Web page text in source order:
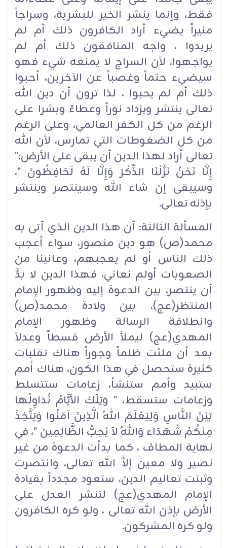
فقط، وإنما ينشر الخير للبشرية، وسراجاً
منيراً يضيء أراد الكافرون ذلك أم لم
يريدوا ، واجه المنافقون ذلك أم لم
يواجهوا، لأن السراج لا يمنعه شيء فهو
سيضيء حتماً وغصباً عن الآخرين، أحبوا
ذلك أم لم يحبوا ، لذا ترون أن دين الله
تعالى ينتشر ويزداد نوراً وعطاءً وبشرا على
الرغم من كل الكفر العالمي، وعلى الرغم
من كل الضغوطات التي تمارس، لأن الله
تعالى أراد لهذا الدين أن يبقى على الأرض:"
إِنَّا نَحْنُ نَزَّلْنَا الذِّكْرَ وَإِنَّا لَهُ لَحَافِظُونَ "،
وسيبقى إن شاء الله وسينتصر وينتشر
بإذنه تعالى.
المسألة الثالثة: أن هذا الدين الذي أتى به
محمد(ص) هو دين منصور، سواء أعجب
ذلك الناس أو لم يعجبهم، وعانينا من
الصعوبات أولم نعاني، فهذا الدين لا بدَّ
أن ينتصر، بين الدعوة إليه وظهور الإمام
المنتظر(عج)، بين ولادة محمد(ص)
وانطلاقة الرسالة وظهور الإمام
المهدي(عج) ليملأ الأرض قسطاً وعدلاً
بعد أن ملئت ظلماً وجوراً هناك تقلبات
كثيرة ستحصل في هذا الكون، هناك أمم
ستبيد وأمم ستنشأ، زعامات ستتسلط
وزعامات ستسقط، " وَتِلْكَ الأيَّامُ نُدَاوِلُهَا
بَيْنَ النَّاسِ وَلِيَعْلَمَ اللهُ الَّذِينَ آمَنُوا وَيَتَّخِذَ
مِنْكُمْ شُهَدَاء وَاللهُ لاَ يُحِبُّ الظَّالِمِينَ "، في
نهاية المطاف ، كما بدأت الدعوة من غير
نصير ولا معين إلاَّ الله تعالى، وانتصرت
وثبتت تعاليم الدين، ستعود مجدداً بقيادة
الإمام المهدي(عج) لتنشر العدل على
الأرض بإذن الله تعالى ، ولو كره الكافرون
ولو كره المشركون.